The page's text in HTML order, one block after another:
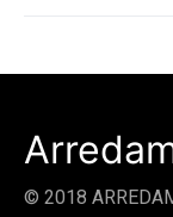
© 2018